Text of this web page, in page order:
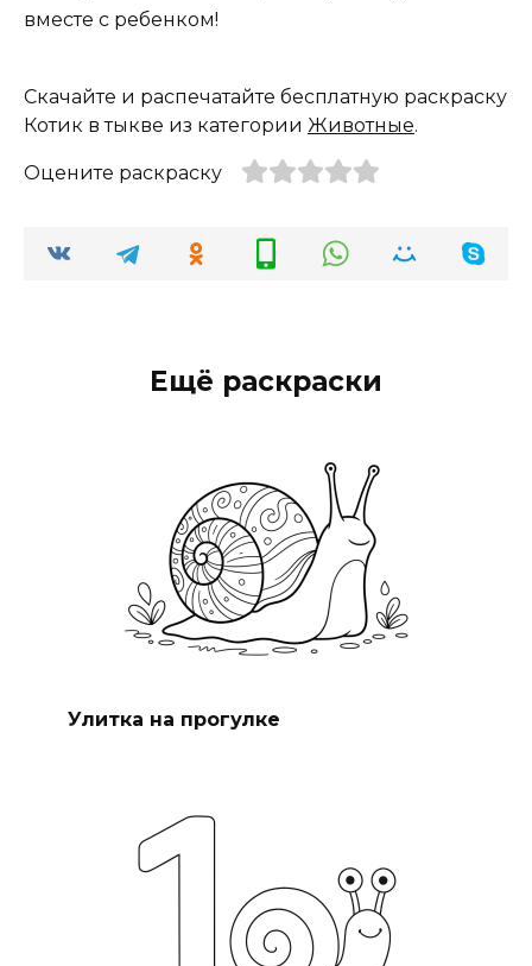
вместе с ребенком!
Скачайте и распечатайте бесплатную раскраску
Котик в тыкве из категории Животные.
Оцените раскраску
Ещё раскраски
Улитка на прогулке